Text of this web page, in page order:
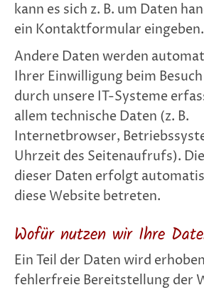
kann es sich z. B. um Daten
ein Kontaktformular eingeben.
Andere Daten werden
Ihrer Einwilligung beim
durch unsere IT-Systeme
allem technische Daten (z. B.
Internetbrowser,
Uhrzeit des Seitenaufrufs).
dieser Daten erfolgt
diese Website betreten.
Wofür nutzen wir Ihre
Ein Teil der Daten wird
fehlerfreie Bereitstellung der